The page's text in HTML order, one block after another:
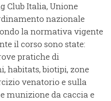
Club Italia, Unione
nazionale
la normativa vigente
il corso sono state:
pratiche di
habitats, biotipi, zone
venatorio e sulla
munizione da caccia e